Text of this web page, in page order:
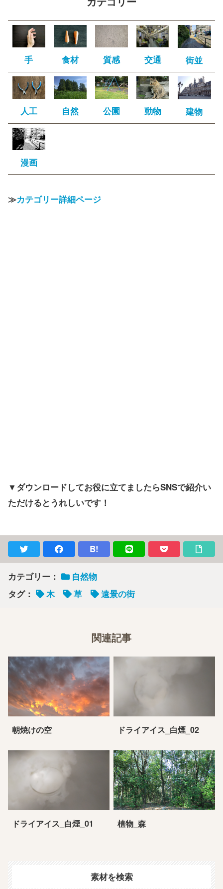
手 食材 質感 交通 街並
人工 自然 公園 動物 建物
漫画
≫カテゴリー詳細ページ
▼ダウンロードしてお役に立てましたらSNSで紹介い
ただけるとうれしいです！
B!
カテゴリー：
自然物
タグ：
木 草 遠景の街
関連記事
朝焼けの空 ドライアイス_白煙_02
ドライアイス_白煙_01 植物_森
素材を検索